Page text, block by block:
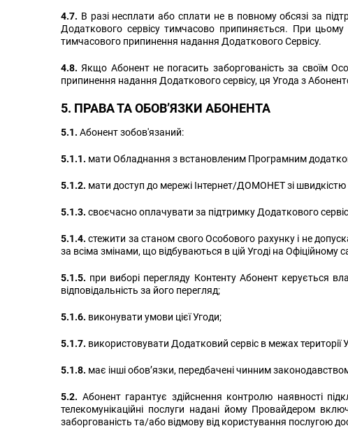
4.7. В разі несплати або сплати не в повному обсязі за
Додаткового сервісу тимчасово припиняється. При
тимчасового припинення надання Додаткового Сервісу.
4.8. Якщо Абонент не погасить заборгованість за своїм
припинення надання Додаткового сервісу, ця Угода з
5. ПРАВА ТА ОБОВ’ЯЗКИ АБОНЕНТА
5.1. Абонент зобов'язаний:
5.1.1. мати Обладнання з встановленим Програмним
5.1.2. мати доступ до мережі Інтернет/ДОМОНЕТ зі
5.1.3. своєчасно оплачувати за підтримку Додаткового
5.1.4. стежити за станом свого Особового рахунку і не
за всіма змінами, що відбуваються в цій Угоді на Офіційному
5.1.5. при виборі перегляду Контенту Абонент керується
відповідальність за його перегляд;
5.1.6. виконувати умови цієї Угоди;
5.1.7. використовувати Додатковий сервіс в межах території
5.1.8. має інші обов’язки, передбачені чинним
5.2. Абонент гарантує здійснення контролю наявності
телекомунікаційні послуги надані йому Провайдером
заборгованість та/або відмову від користування послугою